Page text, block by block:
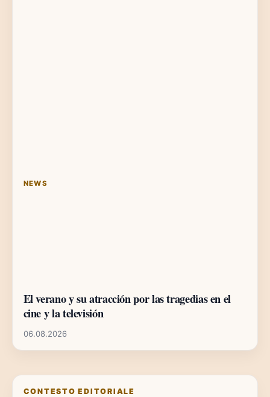
NEWS
El verano y su atracción por las tragedias en el
cine y la televisión
06.08.2026
CONTESTO EDITORIALE